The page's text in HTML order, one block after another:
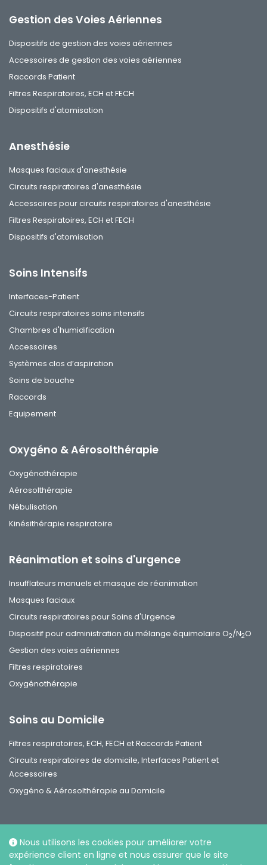
Nous utilisons les cookies pour améliorer votre
expérience client en ligne et nous assurer que le site
Gestion des Voies Aériennes
Dispositifs de gestion des voies aériennes
Accessoires de gestion des voies aériennes
Raccords Patient
Filtres Respiratoires, ECH et FECH
Dispositifs d'atomisation
Anesthésie
Masques faciaux d'anesthésie
Circuits respiratoires d'anesthésie
Accessoires pour circuits respiratoires d'anesthésie
Filtres Respiratoires, ECH et FECH
Dispositifs d'atomisation
Soins Intensifs
Interfaces-Patient
Circuits respiratoires soins intensifs
Chambres d'humidification
Accessoires
Systèmes clos d’aspiration
Soins de bouche
Raccords
Equipement
Oxygéno & Aérosolthérapie
Oxygénothérapie
Aérosolthérapie
Nébulisation
Kinésithérapie respiratoire
Réanimation et soins d'urgence
Insufflateurs manuels et masque de réanimation
Masques faciaux
Circuits respiratoires pour Soins d'Urgence
Dispositif pour administration du mélange équimolaire O2/N2O
Gestion des voies aériennes
Filtres respiratoires
Oxygénothérapie
Soins au Domicile
Filtres respiratoires, ECH, FECH et Raccords Patient
Circuits respiratoires de domicile, Interfaces Patient et
Accessoires
Oxygéno & Aérosolthérapie au Domicile
Réseaux sociaux